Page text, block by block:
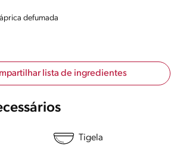
defumada
lista de ingredientes
Tigela